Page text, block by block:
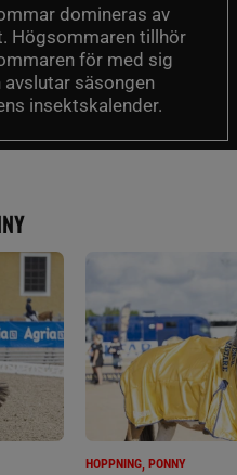
domineras av
Högsommaren tillhör
för med sig
säsongen
insektskalender.
HOPPNING, PONNY